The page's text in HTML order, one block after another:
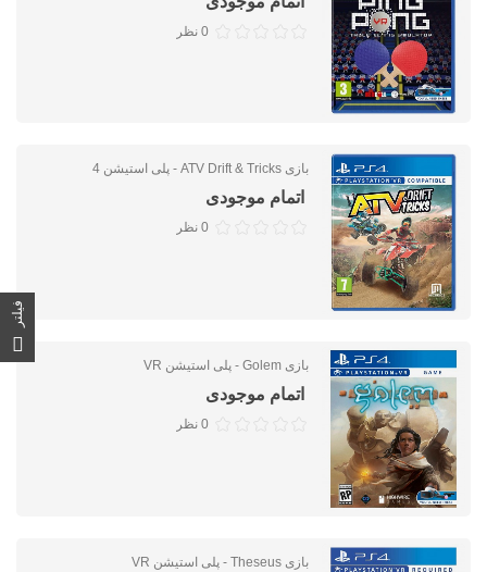
0 نظر
بازی ATV Drift & Tricks - پلی استیشن 4
اتمام موجودی
0 نظر
بازی Golem - پلی استیشن VR
اتمام موجودی
0 نظر
بازی Theseus - پلی استیشن VR
فیلتر